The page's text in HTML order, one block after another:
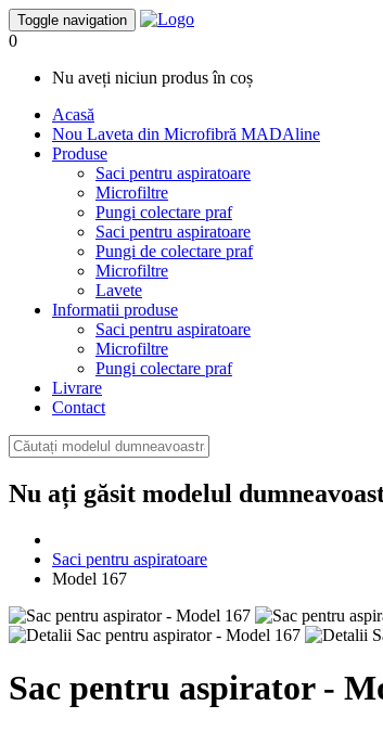
Toggle navigation
0
Nu aveți niciun produs în coș
Acasă
Nou Laveta din Microfibră MADAline
Produse
Saci pentru aspiratoare
Microfiltre
Pungi colectare praf
Saci pentru aspiratoare
Pungi de colectare praf
Microfiltre
Lavete
Informatii produse
Saci pentru aspiratoare
Microfiltre
Pungi colectare praf
Livrare
Contact
Nu ați găsit modelul
Saci pentru aspiratoare
Model 167
Sac pentru aspirator -